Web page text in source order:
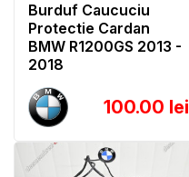
Burduf Caucuciu
Protectie Cardan
BMW R1200GS 2013 -
2018
100.00 lei